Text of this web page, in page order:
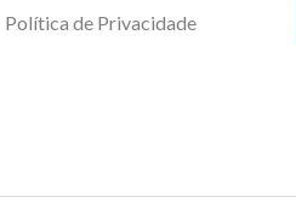
Política de Privacidade